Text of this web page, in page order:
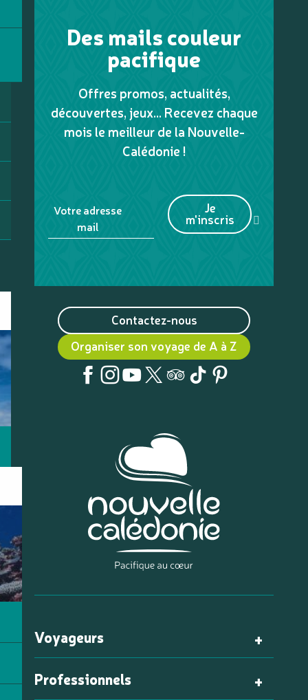
Des mails couleur
pacifique
Offres promos, actualités,
découvertes, jeux... Recevez chaque
mois le meilleur de la Nouvelle-
Calédonie !
Votre adresse
mail
Je
m'inscris
Contactez-nous
Organiser son voyage de A à Z
Voyageurs
Professionnels